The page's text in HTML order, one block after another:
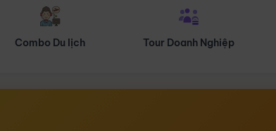
Tour Doanh Nghiệp Du lịch Hành Hương